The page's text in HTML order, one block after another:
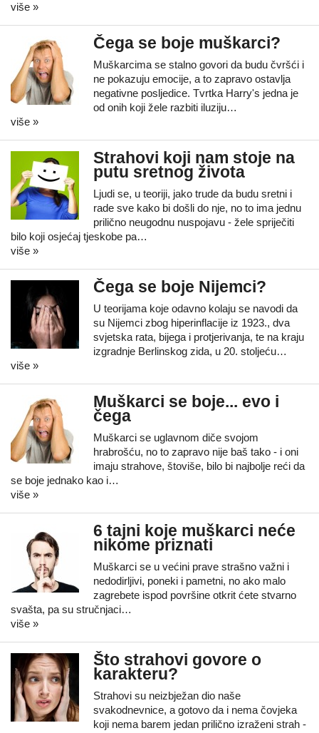
više »
Čega se boje muškarci?
Muškarcima se stalno govori da budu čvršći i
ne pokazuju emocije, a to zapravo ostavlja
negativne posljedice. Tvrtka Harry's jedna je
od onih koji žele razbiti iluziju…
više »
Strahovi koji nam stoje na
putu sretnog života
Ljudi se, u teoriji, jako trude da budu sretni i
rade sve kako bi došli do nje, no to ima jednu
prilično neugodnu nuspojavu - žele spriječiti
bilo koji osjećaj tjeskobe pa…
više »
Čega se boje Nijemci?
U teorijama koje odavno kolaju se navodi da
su Nijemci zbog hiperinflacije iz 1923., dva
svjetska rata, bijega i protjerivanja, te na kraju
izgradnje Berlinskog zida, u 20. stoljeću…
više »
Muškarci se boje... evo i
čega
Muškarci se uglavnom diče svojom
hrabrošću, no to zapravo nije baš tako - i oni
imaju strahove, štoviše, bilo bi najbolje reći da
se boje jednako kao i…
više »
6 tajni koje muškarci neće
nikome priznati
Muškarci se u većini prave strašno važni i
nedodirljivi, poneki i pametni, no ako malo
zagrebete ispod površine otkrit ćete stvarno
svašta, pa su stručnjaci…
više »
Što strahovi govore o
karakteru?
Strahovi su neizbježan dio naše
svakodnevnice, a gotovo da i nema čovjeka
koji nema barem jedan prilično izraženi strah -